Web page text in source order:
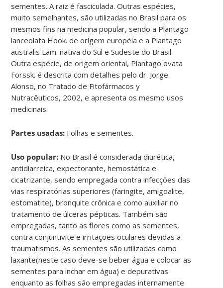
sementes. A raiz é fasciculada. Outras espécies,
muito semelhantes, são utilizadas no Brasil para os
mesmos fins na medicina popular, sendo a Plantago
lanceolata Hook. de origem européia e a Plantago
australis Lam. nativa do Sul e Sudeste do Brasil.
Outra espécie, de origem oriental, Plantago ovata
Forssk. é descrita com detalhes pelo dr. Jorge
Alonso, no Tratado de Fitofármacos y
Nutracêuticos, 2002, e apresenta os mesmo usos
medicinais.
Partes usadas: Folhas e sementes.
Uso popular: No Brasil é considerada diurética,
antidiarreica, expectorante, hemostática e
cicatrizante, sendo empregada contra infecções das
vias respiratórias superiores (faringite, amigdalite,
estomatite), bronquite crônica e como auxiliar no
tratamento de úlceras pépticas. Também são
empregadas, tanto as flores como as sementes,
contra conjuntivite e irritações oculares devidas a
traumatismos. As sementes são utilizadas como
laxante(neste caso deve-se beber água e colocar as
sementes para inchar em água) e depurativas
enquanto as folhas são empregadas internamente